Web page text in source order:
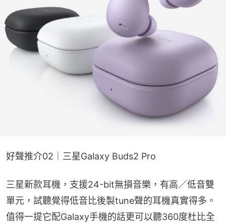
好聲推介02｜三星Galaxy Buds2 Pro
三星新款耳機，支援24-bit無損音樂，有高／低音雙
單元，試聽覺得低音比後製tune聲的耳機真實得多。
值得一提它配Galaxy手機的話更可以聽360度杜比全